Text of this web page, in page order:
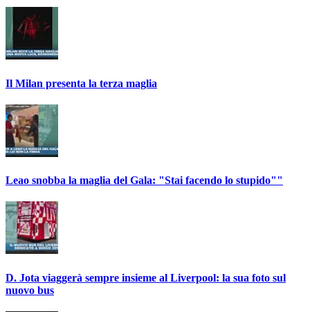
Il Milan presenta la terza maglia
Leao snobba la maglia del Gala: "Stai facendo lo stupido""
D. Jota viaggerà sempre insieme al Liverpool: la sua foto sul
nuovo bus